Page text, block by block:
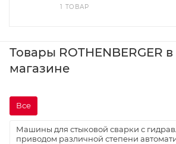
1 ТОВАР
Товары ROTHENBERGER
магазине
Все
Машины для стыковой сварки с
приводом различной степени